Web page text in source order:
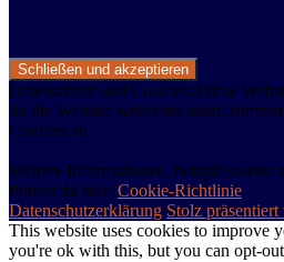
Datenschutz und Cookies: Diese
du die Website weiterhin nutzt,
Cookies zu.
Weitere Informationen,
findest du hier: Cookie-Richtlinie
Datenschutzerklärung Stolz
This website uses cookies to improve
you're ok with this, but you can opt-